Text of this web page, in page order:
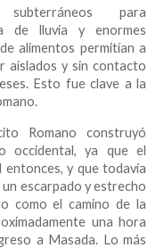
subterráneos para
de lluvia y enormes
alimentos permitían a
aislados y sin contacto
Esto fue clave a la
Romano construyó
occidental, ya que el
entonces, y que todavía
escarpado y estrecho
como el camino de la
una hora
a Masada. Lo más